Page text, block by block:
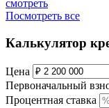
смотреть
Посмотреть все
Калькулятор
Цена
Первоначальный
Процентная ставка